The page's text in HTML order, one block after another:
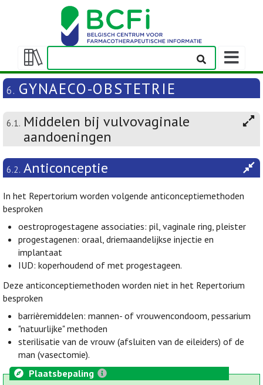
Weergeven/verbergen
inhoudstafel
6. GYNAECO-OBSTETRIE
6.1. Middelen bij vulvovaginale
aandoeningen
6.2. Anticonceptie
In het Repertorium worden volgende anticonceptiemethoden
besproken
oestroprogestagene associaties: pil, vaginale ring, pleister
progestagenen: oraal, driemaandelijkse injectie en
implantaat
IUD: koperhoudend of met progestageen.
Deze anticonceptiemethoden worden niet in het Repertorium
besproken
barrièremiddelen: mannen- of vrouwencondoom, pessarium
"natuurlijke" methoden
sterilisatie van de vrouw (afsluiten van de eileiders) of de
man (vasectomie).
Plaatsbepaling